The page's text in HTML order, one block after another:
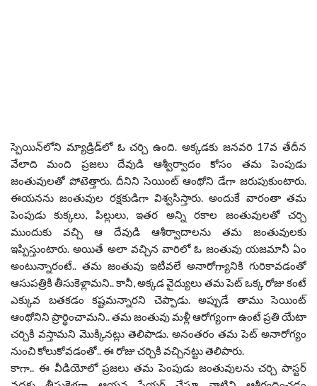
స్పెయిన్‌లోని మ్యాడ్రిడ్‌లో ఓ చర్చి ఉంది. అక్కడకు జనవరి 17వ తేదీన
వేలాది మంది ప్రజలు దేవుడి ఆశ్వీర్వాదం కోసం తమ పెంపుడు
జంతువులతో పోటెత్తారు. దీనిని సెయింట్ ఆంథోని డేగా జరుపుకుంటారు.
ఈయనను జంతువుల రక్షకుడిగా విశ్వసిస్తారు. అందుకే వారంతా తమ
పెంపుడు కుక్కలు, పిల్లులు, ఇతర అన్ని రకాల జంతువులతో చర్చి
ముందుకు వచ్చి ఆ దేవుడి ఆశీర్వాదాలను తమ జంతువులకు
ఇప్పిస్తుంటారు. అయితే అలా వచ్చిన వారిలో ఓ జంతువు యజమానీ ఏం
అంటున్నారంటే.. తమ జంతువు ఇటీవలే అనారోగ్యానికి గురికావడంతో
ఆసుపత్రికి తీసుకెళ్లామని.. కానీ, అక్కడ వైద్యులు తమ పెట్ ఒక్క రోజు కంటే
ఎక్కువ బతకడం కష్టమన్నారని చెప్పాడు. అప్పుడే తాము సెయింట్
ఆంథోనిని ప్రార్థించామని.. తమ జంతువు మళ్లీ ఆరోగ్యంగా ఉంటే ప్రతి యేటా
చర్చికి వస్తామని మొక్కినట్లు తెలిపాడు. అనంతరం తమ పెట్ అనారోగ్యం
నుంచి కోలుకోవడంతో.. ఈ రోజు చర్చికి వచ్చినట్టు తెలిపారు.
కాగా.. ఈ వీడియోలో ప్రజలు తమ పెంపుడు జంతువులను చర్చి పాస్టర్